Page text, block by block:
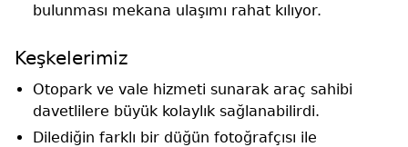
bulunması mekana ulaşımı rahat kılıyor.
Keşkelerimiz
Otopark ve vale hizmeti sunarak araç sahibi
davetlilere büyük kolaylık sağlanabilirdi.
Dilediğin farklı bir düğün fotoğrafçısı ile